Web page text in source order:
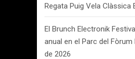
Regata Puig Vela Clàssica
El Brunch Electronik
anual en el Parc del
de 2026